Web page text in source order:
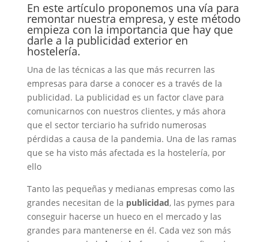
En este artículo proponemos una vía para
remontar nuestra empresa, y este método
empieza con la importancia que hay que
darle a la publicidad exterior en
hostelería.
Una de las técnicas a las que más recurren las
empresas para darse a conocer es a través de la
publicidad. La publicidad es un factor clave para
comunicarnos con nuestros clientes, y más ahora
que el sector terciario ha sufrido numerosas
pérdidas a causa de la pandemia. Una de las ramas
que se ha visto más afectada es la hostelería, por
ello
Tanto las pequeñas y medianas empresas como las
grandes necesitan de la publicidad, las pymes para
conseguir hacerse un hueco en el mercado y las
grandes para mantenerse en él. Cada vez son más